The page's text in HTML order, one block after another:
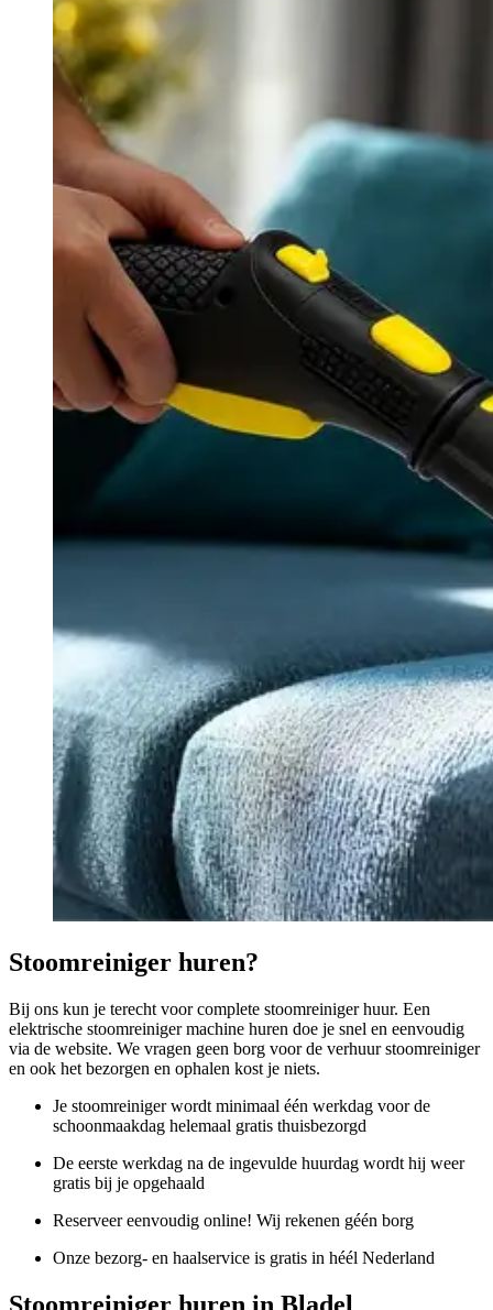
Stoomreiniger huren?
Bij ons kun je terecht voor complete stoomreiniger huur. Een
elektrische stoomreiniger machine huren doe je snel en eenvoudig
via de website. We vragen geen borg voor de verhuur stoomreiniger
en ook het bezorgen en ophalen kost je niets.
Je stoomreiniger wordt minimaal één werkdag voor de
schoonmaakdag helemaal gratis thuisbezorgd
De eerste werkdag na de ingevulde huurdag wordt hij weer
gratis bij je opgehaald
Reserveer eenvoudig online! Wij rekenen géén borg
Onze bezorg- en haalservice is gratis in héél Nederland
Stoomreiniger huren in Bladel